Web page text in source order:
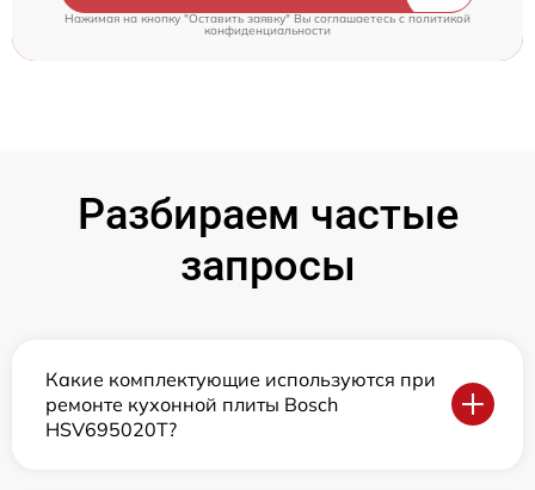
Нажимая на кнопку "Оставить заявку" Вы соглашаетесь cполитикой
конфиденциальности
Разбираем частые
запросы
Какие комплектующие используются при
ремонте кухонной плиты Bosch
HSV695020T?